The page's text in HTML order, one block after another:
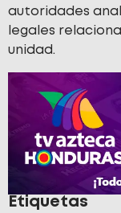
autoridades
legales
unidad.
Etiquetas